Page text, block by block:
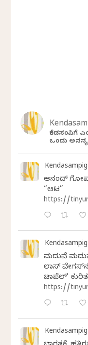
ಕೆಂಡಸಂಪಿಗೆ
ಒಂದು
ಆನಂದ್‌
“ಆಟ”
https://
ಮದುವೆ
ಲಾಸ್‌
ಚಾಪೆಲ್’
https://